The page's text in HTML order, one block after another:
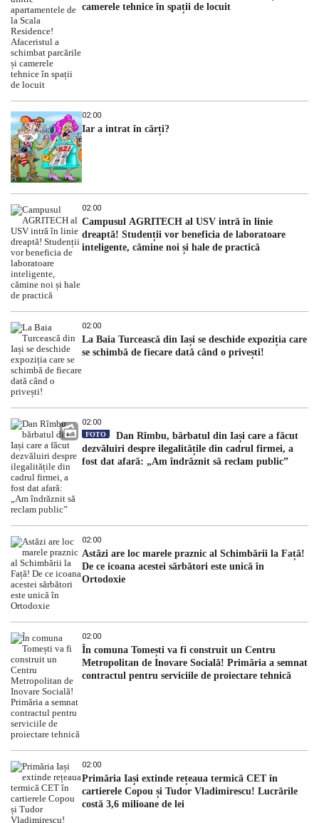
camerele tehnice în spații de locuit
02:00
Iar a intrat în cărți?
02:00
Campusul AGRITECH al USV intră în linie
dreaptă! Studenții vor beneficia de laboratoare
inteligente, cămine noi și hale de practică
02:00
La Baia Turcească din Iași se deschide expoziția care
se schimbă de fiecare dată când o privești!
02:00
FOTO
Dan Rîmbu, bărbatul din Iași care a făcut
dezvăluiri despre ilegalitățile din cadrul firmei, a
fost dat afară: „Am îndrăznit să reclam public”
02:00
Astăzi are loc marele praznic al Schimbării la Față!
De ce icoana acestei sărbători este unică în
Ortodoxie
02:00
În comuna Tomești va fi construit un Centru
Metropolitan de Inovare Socială! Primăria a semnat
contractul pentru serviciile de proiectare tehnică
02:00
Primăria Iași extinde rețeaua termică CET în
cartierele Copou și Tudor Vladimirescu! Lucrările
costă 3,6 milioane de lei